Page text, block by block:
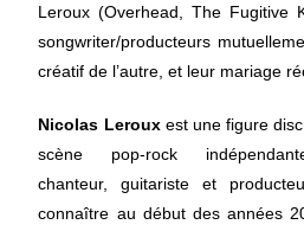
Leroux (Overhead, The Fugitive
songwriter/producteurs
créatif de l’autre, et leur mariage
Nicolas Lerouxest une figure
scène pop-rock
chanteur, guitariste et
connaître au début des années